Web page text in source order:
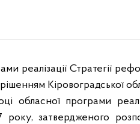
Кіровоградської
обласної програми
затвердженого